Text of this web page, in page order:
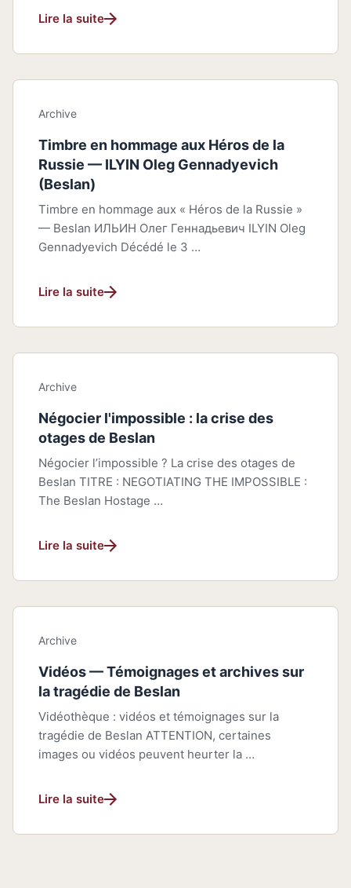
Lire la suite
Archive
Timbre en hommage aux Héros de la
Russie — ILYIN Oleg Gennadyevich
(Beslan)
Timbre en hommage aux « Héros de la Russie »
— Beslan ИЛЬИН Олег Геннадьевич ILYIN Oleg
Gennadyevich Décédé le 3 …
Lire la suite
Archive
Négocier l'impossible : la crise des
otages de Beslan
Négocier l’impossible ? La crise des otages de
Beslan TITRE : NEGOTIATING THE IMPOSSIBLE :
The Beslan Hostage …
Lire la suite
Archive
Vidéos — Témoignages et archives sur
la tragédie de Beslan
Vidéothèque : vidéos et témoignages sur la
tragédie de Beslan ATTENTION, certaines
images ou vidéos peuvent heurter la …
Lire la suite